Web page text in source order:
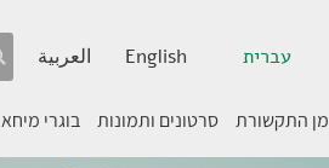
עברית English العربية
מן התקשורת סרטונים ותמונות בוגרי מיחא